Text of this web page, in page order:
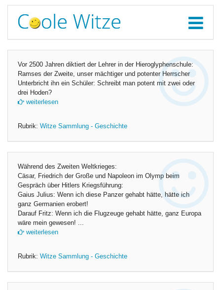
Vor 2500 Jahren diktiert der Lehrer in der Hieroglyphenschule:
Ramses der Zweite, unser mächtiger und potenter Herrscher
Unterbricht ihn ein Schüler: Schreibt man potent mit zwei oder
drei Hoden?
weiterlesen
Rubrik: Witze Sammlung - Geschichte
Während des Zweiten Weltkrieges:
Cäsar, Friedrich der Große und Napoleon im Olymp beim
Gespräch über Hitlers Kriegsführung:
Gaius Julius: Wenn ich diese Panzer gehabt hätte, hätte ich
ganz Germanien erobert!
Darauf Fritz: Wenn ich die Flugzeuge gehabt hätte, ganz Europa
wäre mein gewesen! ...
weiterlesen
Rubrik: Witze Sammlung - Geschichte